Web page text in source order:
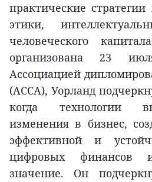
практические
этики,
человеческого
организована 23
Ассоциацией
(ACCA), Уорланд
когда технологии
изменения в бизнес,
эффективной и
цифровых финансов
значение. Он